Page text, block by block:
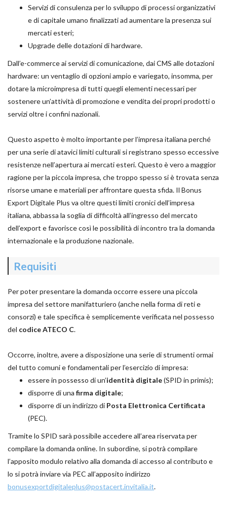
Servizi di consulenza per lo sviluppo di processi organizzativi
e di capitale umano finalizzati ad aumentare la presenza sui
mercati esteri;
Upgrade delle dotazioni di hardware.
Dall’e-commerce ai servizi di comunicazione, dai CMS alle dotazioni
hardware: un ventaglio di opzioni ampio e variegato, insomma, per
dotare la microimpresa di tutti quegli elementi necessari per
sostenere un’attività di promozione e vendita dei propri prodotti o
servizi oltre i confini nazionali.
Questo aspetto è molto importante per l’impresa italiana perché
per una serie di atavici limiti culturali si registrano spesso eccessive
resistenze nell’apertura ai mercati esteri. Questo è vero a maggior
ragione per la piccola impresa, che troppo spesso si è trovata senza
risorse umane e materiali per affrontare questa sfida. Il Bonus
Export Digitale Plus va oltre questi limiti cronici dell’impresa
italiana, abbassa la soglia di difficoltà all’ingresso del mercato
dell’export e favorisce così le possibilità di incontro tra la domanda
internazionale e la produzione nazionale.
Requisiti
Per poter presentare la domanda occorre essere una piccola
impresa del settore manifatturiero (anche nella forma di reti e
consorzi) e tale specifica è semplicemente verificata nel possesso
del codice ATECO C.
Occorre, inoltre, avere a disposizione una serie di strumenti ormai
del tutto comuni e fondamentali per l’esercizio di impresa:
essere in possesso di un’identità digitale(SPID in primis);
disporre di una firma digitale;
disporre di un indirizzo di Posta Elettronica Certificata
(PEC).
Tramite lo SPID sarà possibile accedere all’area riservata per
compilare la domanda online. In subordine, si potrà compilare
l’apposito modulo relativo alla domanda di accesso al contributo e
lo si potrà inviare via PEC all’apposito indirizzo
bonusexportdigitaleplus@postacert.invitalia.it.